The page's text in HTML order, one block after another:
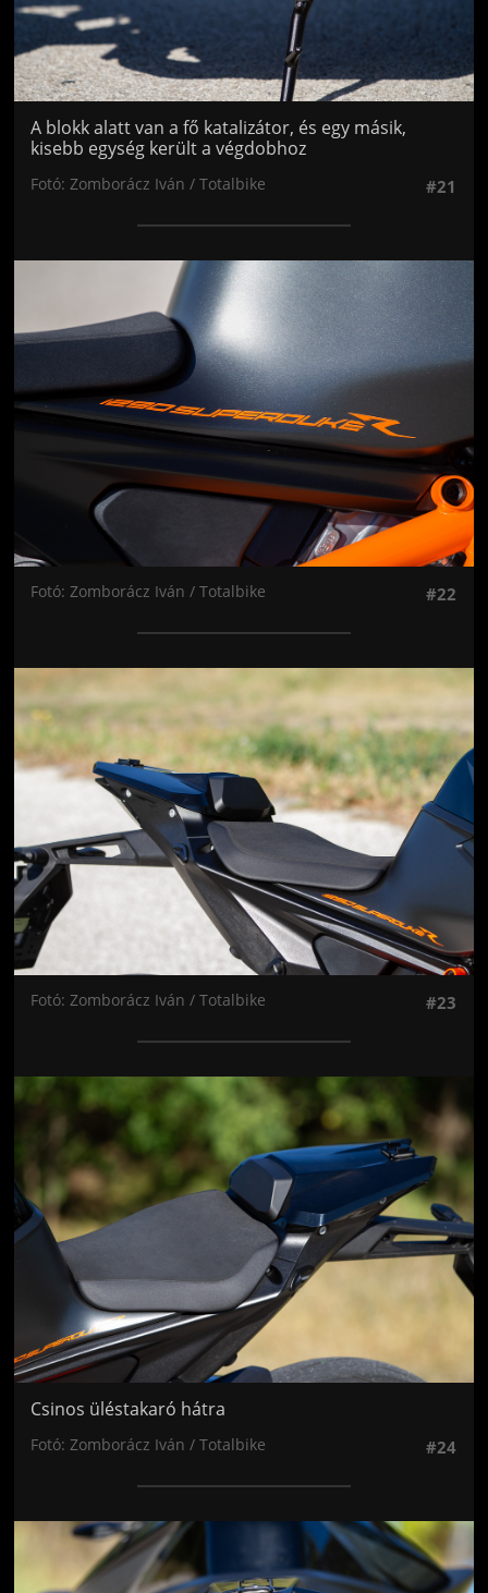
A blokk alatt van a fő katalizátor, és egy másik,
kisebb egység került a végdobhoz
Fotó: Zomborácz Iván / Totalbike #21
Jön még kép!
Fotó: Zomborácz Iván / Totalbike #22
Jön még kép!
Fotó: Zomborácz Iván / Totalbike #23
Jön még kép!
Csinos üléstakaró hátra
Fotó: Zomborácz Iván / Totalbike #24
Jön még kép!